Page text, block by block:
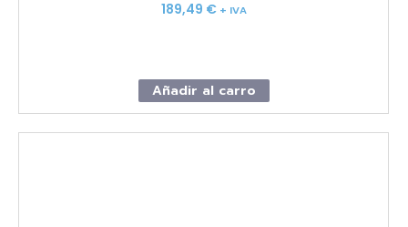
189,49 € + IVA
Añadir al carro